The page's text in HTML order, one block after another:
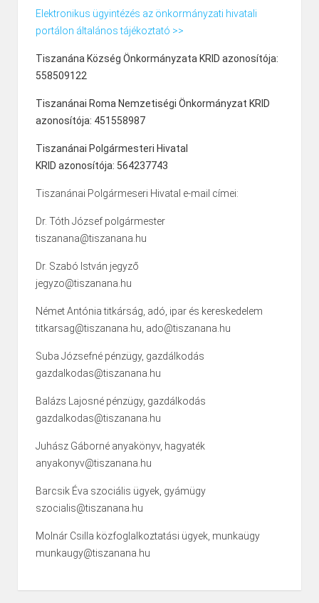
Elektronikus ügyintézés az önkormányzati hivatali
portálon általános tájékoztató >>
Tiszanána Község Önkormányzata KRID azonosítója:
558509122
Tiszanánai Roma Nemzetiségi Önkormányzat KRID
azonosítója: 451558987
Tiszanánai Polgármesteri Hivatal
KRID azonosítója: 564237743
Tiszanánai Polgármeseri Hivatal e-mail címei:
Dr. Tóth József polgármester
tiszanana@tiszanana.hu
Dr. Szabó István jegyző
jegyzo@tiszanana.hu
Német Antónia titkárság, adó, ipar és kereskedelem
titkarsag@tiszanana.hu, ado@tiszanana.hu
Suba Józsefné pénzügy, gazdálkodás
gazdalkodas@tiszanana.hu
Balázs Lajosné pénzügy, gazdálkodás
gazdalkodas@tiszanana.hu
Juhász Gáborné anyakönyv, hagyaték
anyakonyv@tiszanana.hu
Barcsik Éva szociális ügyek, gyámügy
szocialis@tiszanana.hu
Molnár Csilla közfoglalkoztatási ügyek, munkaügy
munkaugy@tiszanana.hu